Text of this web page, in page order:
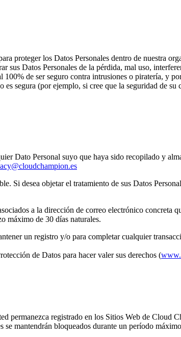
proteger los Datos Personales dentro de nuestra
sus Datos Personales de la pérdida, mal uso,
de ser seguro contra intrusiones o piratería, y
segura (por ejemplo, si cree que la seguridad de
Dato Personal suyo que haya sido recopilado y
Si desea objetar el tratamiento de sus Datos
a la dirección de correo electrónico concreta
máximo de 30 días naturales.
un registro y/o para completar cualquier
de Datos para hacer valer sus derechos (
permanezca registrado en los Sitios Web de
mantendrán bloqueados durante un período